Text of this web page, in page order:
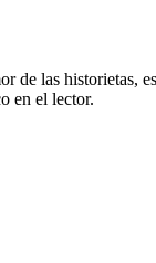
las
en el lector.